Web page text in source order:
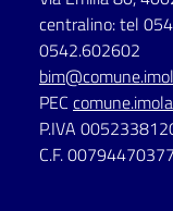
centralino: tel
0542.602602
PEC
P.IVA
C.F. 00794470377